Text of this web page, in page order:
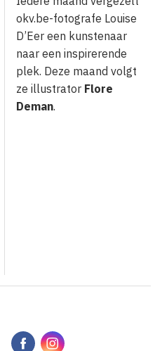
okv.be-fotografe Louise
D’Eer een kunstenaar
naar een inspirerende
plek. Deze maand volgt
ze illustrator Flore
Deman.
FacebookInstagram